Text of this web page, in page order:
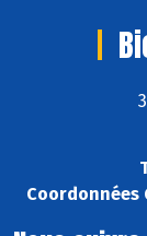
Coordonnées